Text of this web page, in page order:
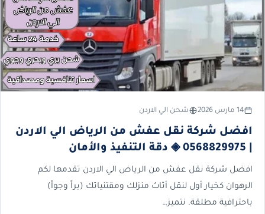
14 مارس 2026 شحن الي الاردن
افضل شركة نقل عفش من الرياض الي الاردن
افضل شركة نقل عفش من الرياض الي الاردن تقدمها لكم
الرهوان كخيار أول لنقل أثاث منزلك ومقتنياتك (براً وجواً)
باحترافية مطلقة. نتميز…